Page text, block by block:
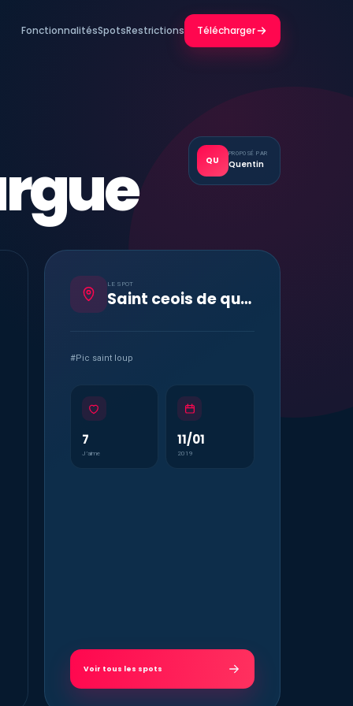
FonctionnalitésSpotsRestrictions Télécharger
QU
PROPOSÉ PAR
Quentin
LE SPOT
Saint ceois de quintullargue
#Pic saint loup
7
J’aime
11/01
2019
Voir tous les spots